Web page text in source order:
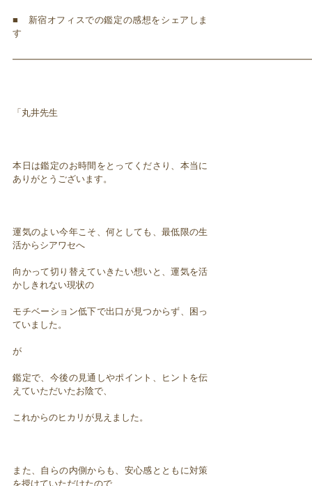
■ 新宿オフィスでの鑑定の感想をシェアしま
す
「丸井先生
本日は鑑定のお時間をとってくださり、本当に
ありがとうございます。
運気のよい今年こそ、何としても、最低限の生
活からシアワセへ
向かって切り替えていきたい想いと、運気を活
かしきれない現状の
モチベーション低下で出口が見つからず、困っ
ていました。
が
鑑定で、今後の見通しやポイント、ヒントを伝
えていただいたお陰で、
これからのヒカリが見えました。
また、自らの内側からも、安心感とともに対策
を授けていただけたので、